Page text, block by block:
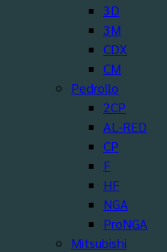
3D
3M
CDX
CM
Pedrollo
2CP
AL-RED
CP
F
HF
NGA
ProNGA
Mitsubishi